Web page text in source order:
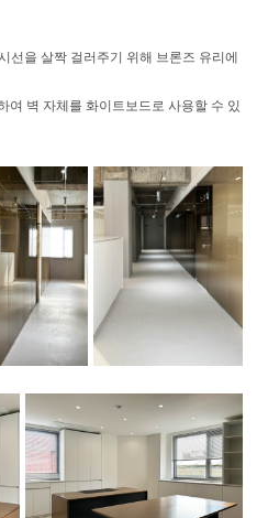
선을 살짝 걸러주기 위해 브론즈 유리에
여 벽 자체를 화이트보드로 사용할 수 있